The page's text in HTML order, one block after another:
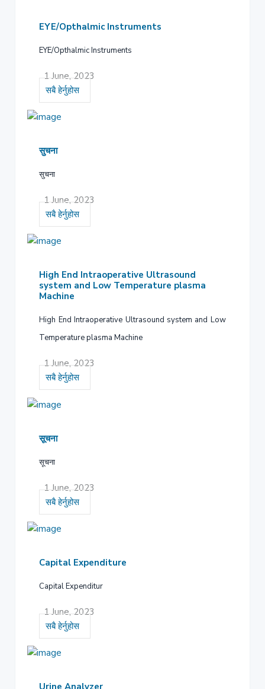
EYE/Opthalmic Instruments
EYE/Opthalmic Instruments
1 June, 2023
सबै हेर्नुहोस
सुचना
सुचना
1 June, 2023
सबै हेर्नुहोस
High End Intraoperative Ultrasound
system and Low Temperature plasma
Machine
High End Intraoperative Ultrasound system and Low
Temperature plasma Machine
1 June, 2023
सबै हेर्नुहोस
सूचना
सूचना
1 June, 2023
सबै हेर्नुहोस
Capital Expenditure
Capital Expenditur
1 June, 2023
सबै हेर्नुहोस